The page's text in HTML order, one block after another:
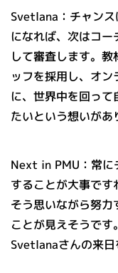
Svetlana：チャン
になれば、次はコー
して審査します。
ッフを採用し、オ
に、世界中を回っ
たいという想いがあ
Next in PMU：常に
することが大事です
そう思いながら努
ことが見えそうです。
Svetlanaさんの来日